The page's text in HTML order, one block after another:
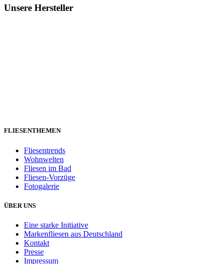
Unsere Hersteller
FLIESENTHEMEN
Fliesentrends
Wohnwelten
Fliesen im Bad
Fliesen-Vorzüge
Fotogalerie
ÜBER UNS
Eine starke Initiative
Markenfliesen aus Deutschland
Kontakt
Presse
Impressum